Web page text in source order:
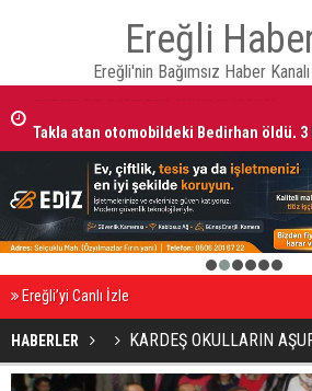
Ereğli
Ereğli'nin Bağımsız Haber
2 3 4 5 6
Ereğli’yi Canlı İzle
HABERLER KARDEŞ OKULLARIN